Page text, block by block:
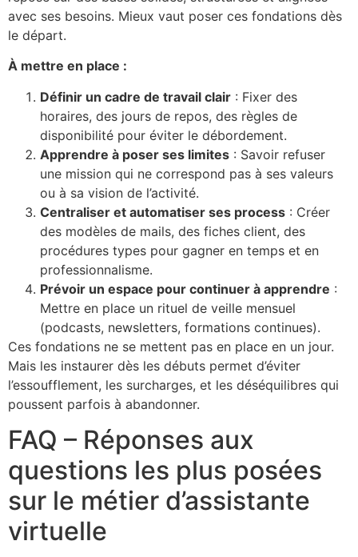
avec ses besoins. Mieux vaut poser ces fondations dès
le départ.
À mettre en place :
Définir un cadre de travail clair : Fixer des
horaires, des jours de repos, des règles de
disponibilité pour éviter le débordement.
Apprendre à poser ses limites : Savoir refuser
une mission qui ne correspond pas à ses valeurs
ou à sa vision de l’activité.
Centraliser et automatiser ses process : Créer
des modèles de mails, des fiches client, des
procédures types pour gagner en temps et en
professionnalisme.
Prévoir un espace pour continuer à apprendre :
Mettre en place un rituel de veille mensuel
(podcasts, newsletters, formations continues).
Ces fondations ne se mettent pas en place en un jour.
Mais les instaurer dès les débuts permet d’éviter
l’essoufflement, les surcharges, et les déséquilibres qui
poussent parfois à abandonner.
FAQ – Réponses aux
questions les plus posées
sur le métier d’assistante
virtuelle